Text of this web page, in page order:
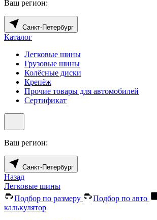
Ваш регион:
Санкт-Петербург
Каталог
Легковые шины
Грузовые шины
Колёсные диски
Крепёж
Прочие товары для автомобилей
Сертификат
Ваш регион:
Санкт-Петербург
Назад
Легковые шины
Подбор по размеру
Подбор по авто
калькулятор